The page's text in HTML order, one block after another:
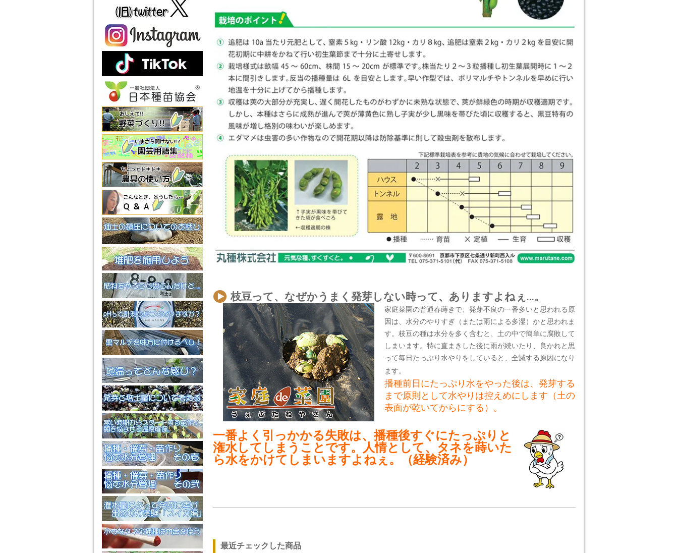
枝豆って、なぜかうまく発芽しない時って、ありますよねぇ...。
家庭菜園の普通春蒔きで、発芽不良の一番多いと思われる原
因は、水分のやりすぎ（または雨による多湿）かと思われま
す。枝豆の種は水分を多く含むと、土の中で簡単に腐敗して
しまいます。特に直まきした後に雨が続いたり、良かれと思
って毎日たっぷり水やりをしていると、全滅する原因になり
ます。
播種前日にたっぷり水をやった後は、発芽する
まで原則として水やりは控えめにします（土の
表面が乾いてからにする）。
一番よく引っかかる失敗は、播種後すぐにたっぷりと
潅水してしまうことです。人情として、タネを蒔いた
ら水をかけてしまいますよねぇ。（経験済み）
最近チェックした商品